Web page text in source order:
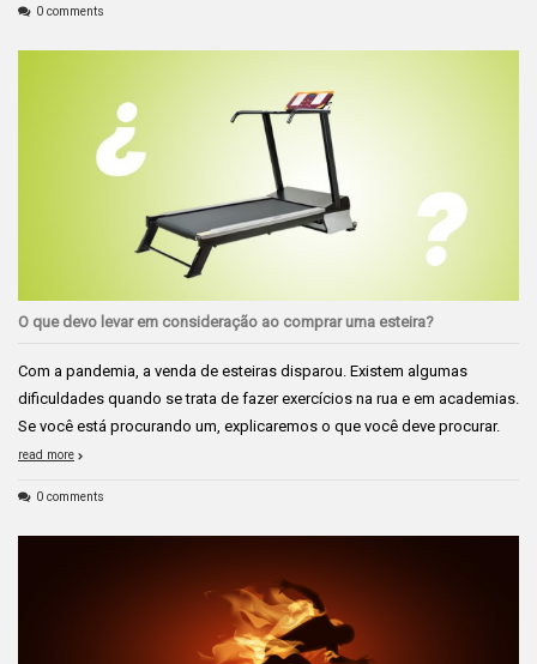
0 comments
O que devo levar em consideração ao comprar uma esteira?
Com a pandemia, a venda de esteiras disparou. Existem algumas
dificuldades quando se trata de fazer exercícios na rua e em academias.
Se você está procurando um, explicaremos o que você deve procurar.
read more
0 comments